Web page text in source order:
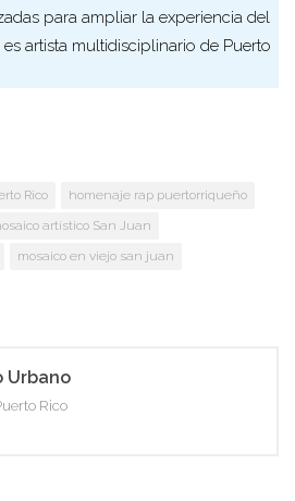
para ampliar la experiencia del
es artista multidisciplinario de Puerto
Rico
homenaje rap puertorriqueño
artístico San Juan
mosaico en viejo san juan
Urbano
Rico